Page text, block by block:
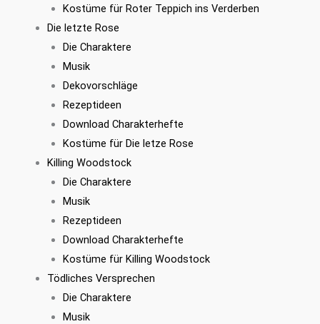
Kostüme für Roter Teppich ins Verderben
Die letzte Rose
Die Charaktere
Musik
Dekovorschläge
Rezeptideen
Download Charakterhefte
Kostüme für Die letze Rose
Killing Woodstock
Die Charaktere
Musik
Rezeptideen
Download Charakterhefte
Kostüme für Killing Woodstock
Tödliches Versprechen
Die Charaktere
Musik